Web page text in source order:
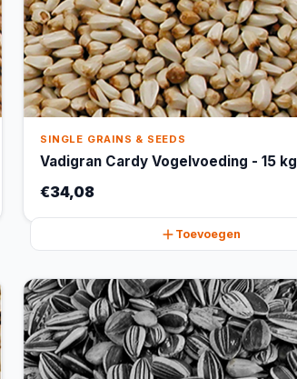
SINGLE GRAINS & SEEDS
Vadigran Cardy Vogelvoeding - 15 kg
€34,08
Toevoegen